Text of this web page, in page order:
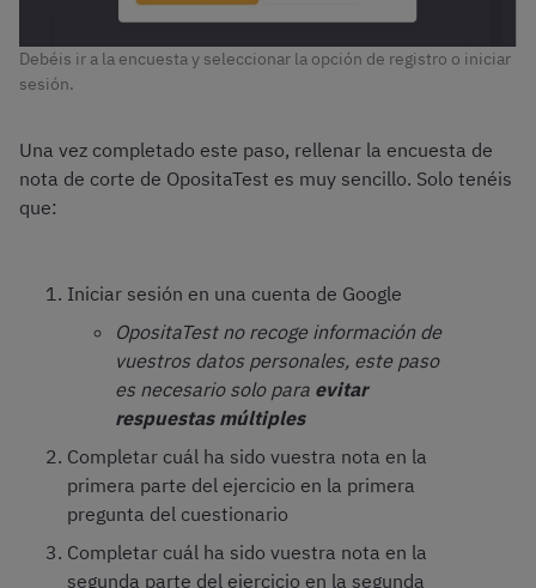
Debéis ir a la encuesta y seleccionar la opción de registro o iniciar
sesión.
Una vez completado este paso, rellenar la encuesta de
nota de corte de OpositaTest es muy sencillo. Solo tenéis
que:
Iniciar sesión en una cuenta de Google
OpositaTest no recoge información de
vuestros datos personales, este paso
es necesario solo para evitar
respuestas múltiples
Completar cuál ha sido vuestra nota en la
primera parte del ejercicio en la primera
pregunta del cuestionario
Completar cuál ha sido vuestra nota en la
segunda parte del ejercicio en la segunda